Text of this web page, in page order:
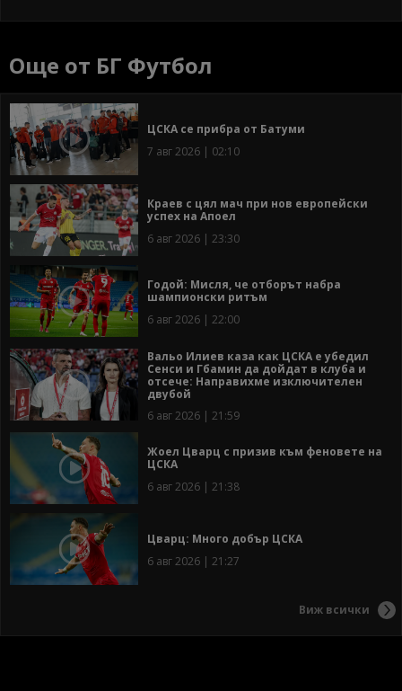
Още от БГ Футбол
ЦСКА се прибра от Батуми
7 авг 2026 | 02:10
Краев с цял мач при нов европейски
успех на Апоел
6 авг 2026 | 23:30
Годой: Мисля, че отборът набра
шампионски ритъм
6 авг 2026 | 22:00
Вальо Илиев каза как ЦСКА е убедил
Сенси и Гбамин да дойдат в клуба и
отсече: Направихме изключителен
двубой
6 авг 2026 | 21:59
Жоел Цварц с призив към феновете на
ЦСКА
6 авг 2026 | 21:38
Цварц: Много добър ЦСКА
6 авг 2026 | 21:27
Виж всички